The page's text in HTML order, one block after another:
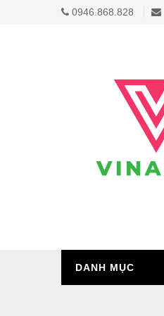
0946.868.828
DANH MỤC